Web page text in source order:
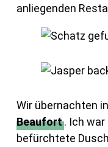
anliegenden
Wir übernachten
Beaufort. Ich
befürchtete